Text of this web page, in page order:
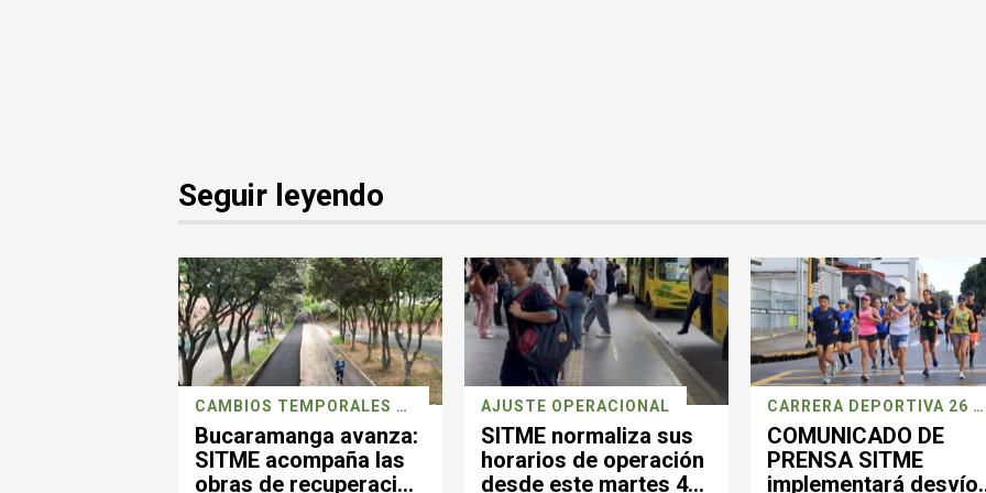
Seguir leyendo
CAMBIOS TEMPORALES POR REPARACIONES DE MALLA VIAL
Bucaramanga avanza:
SITME acompaña las
obras de recuperación
AJUSTE OPERACIONAL
SITME normaliza sus
horarios de operación
desde este martes 4
CARRERA DEPORTIVA 26 JULIO
COMUNICADO DE
PRENSA SITME
implementará